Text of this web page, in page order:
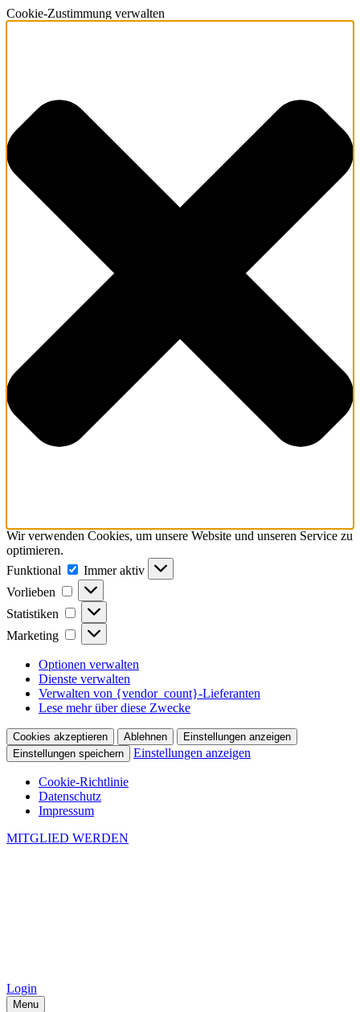
Cookie-Zustimmung verwalten
Wir verwenden Cookies, um unsere Website und unseren Service zu
optimieren.
Funktional
Funktional
Immer aktiv
Vorlieben
Vorlieben
Statistiken Statistiken
Marketing Marketing
Optionen verwalten
Dienste verwalten
Verwalten von {vendor_count}-Lieferanten
Lese mehr über diese Zwecke
Cookies akzeptieren Ablehnen
Einstellungen anzeigen
Einstellungen speichern
Einstellungen anzeigen
Cookie-Richtlinie
Datenschutz
Impressum
MITGLIED WERDEN
Login
Menu